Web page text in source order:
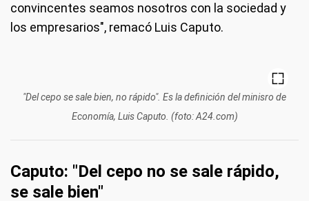
convincentes seamos nosotros con la sociedad y
los empresarios", remacó Luis Caputo.
"Del cepo se sale bien, no rápido". Es la definición del minisro de
Economía, Luis Caputo. (foto: A24.com)
Caputo: "Del cepo no se sale rápido,
se sale bien"